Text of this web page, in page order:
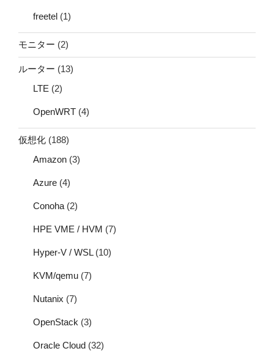
freetel (1)
モニター (2)
ルーター (13)
LTE (2)
OpenWRT (4)
仮想化 (188)
Amazon (3)
Azure (4)
Conoha (2)
HPE VME / HVM (7)
Hyper-V / WSL(10)
KVM/qemu (7)
Nutanix (7)
OpenStack (3)
Oracle Cloud (32)